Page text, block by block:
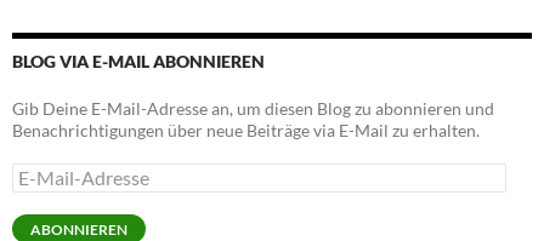
BLOG VIA E-MAIL ABONNIEREN
Gib Deine E-Mail-Adresse an, um diesen Blog zu abonnieren und
Benachrichtigungen über neue Beiträge via E-Mail zu erhalten.
E-
Mail-
Adresse
ABONNIEREN